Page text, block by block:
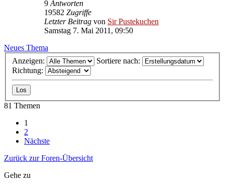
9 Antworten
19582 Zugriffe
Letzter Beitrag von Sir Pustekuchen
Samstag 7. Mai 2011, 09:50
Neues Thema
Anzeigen:
Sortiere nach:
Richtung:
81 Themen
1
2
Nächste
Zurück zur Foren-Übersicht
Gehe zu